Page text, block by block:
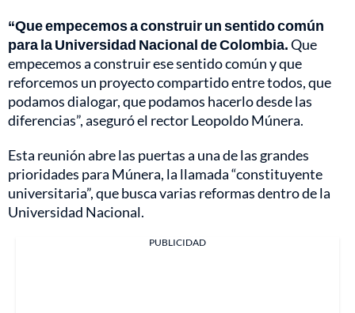
“Que empecemos a construir un sentido común
para la Universidad Nacional de Colombia.Que
empecemos a construir ese sentido común y que
reforcemos un proyecto compartido entre todos, que
podamos dialogar, que podamos hacerlo desde las
diferencias”, aseguró el rector Leopoldo Múnera.
Esta reunión abre las puertas a una de las grandes
prioridades para Múnera, la llamada “constituyente
universitaria”, que busca varias reformas dentro de la
Universidad Nacional.
PUBLICIDAD